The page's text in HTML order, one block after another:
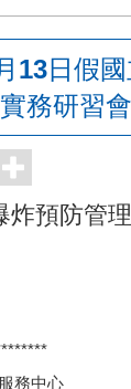
13日假
務研習
炸預防管
務中心